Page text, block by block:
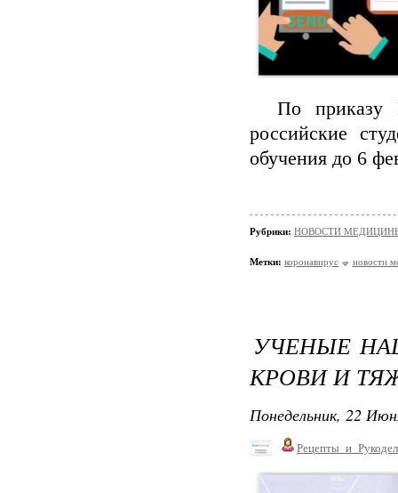
По приказу
российские
обучения до 6
Рубрики: НОВОСТИ
Метки: коронавирус новости
УЧЕНЫЕ
КРОВИ И
Понедельник, 22